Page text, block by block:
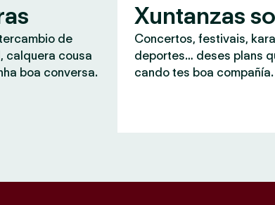
de
calquera cousa
boa conversa.
Xuntanzas
Concertos, festivais,
deportes… deses plans
cando tes boa compañía.